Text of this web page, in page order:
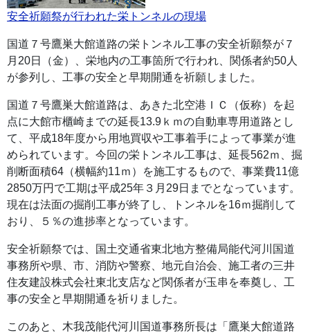
安全祈願祭が行われた栄トンネルの現場
国道７号鷹巣大館道路の栄トンネル工事の安全祈願祭が７
月20日（金）、栄地内の工事箇所で行われ、関係者約50人
が参列し、工事の安全と早期開通を祈願しました。
国道７号鷹巣大館道路は、あきた北空港ＩＣ（仮称）を起
点に大館市櫃崎までの延長13.9ｋｍの自動車専用道路とし
て、平成18年度から用地買収や工事着手によって事業が進
められています。今回の栄トンネル工事は、延長562ｍ、掘
削断面積64（横幅約11ｍ）を施工するもので、事業費11億
2850万円で工期は平成25年３月29日までとなっています。
現在は法面の掘削工事が終了し、トンネルを16ｍ掘削して
おり、５％の進捗率となっています。
安全祈願祭では、国土交通省東北地方整備局能代河川国道
事務所や県、市、消防や警察、地元自治会、施工者の三井
住友建設株式会社東北支店など関係者が玉串を奉奠し、工
事の安全と早期開通を祈りました。
このあと、木我茂能代河川国道事務所長は「鷹巣大館道路